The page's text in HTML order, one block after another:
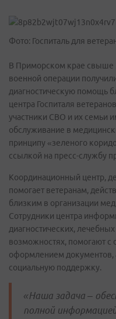
Фото: Госпиталь для
В Приморском крае свыше
военной операции
диагностическую помощь
центра Госпиталя
участники СВО и их семьи
обслуживание в
принципу «зеленого
ссылкой на пресс-службу
Координационный центр,
помогает ветеранам,
близким в организации
Сотрудники центра
диагностических,
возможностях, помогают с
оформлением документов,
социальную поддержку.
«Наша задача –
полной